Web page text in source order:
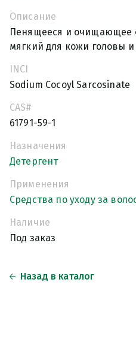
Описание
Пенящееся и очищающее
мягкий для кожи головы и
INCI
Sodium Cocoyl Sarcosinate
CAS#
61791-59-1
Назначения
Детергент
Применения
Средства по уходу за
Наличие
Под заказ
Назад в каталог